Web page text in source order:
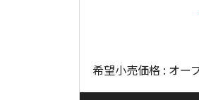
希望小売価格 : オー